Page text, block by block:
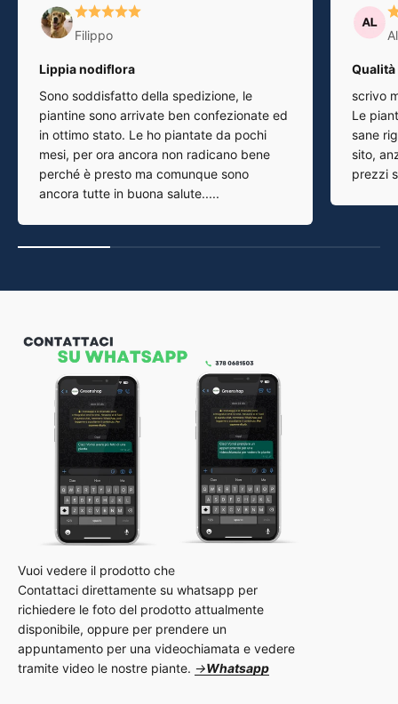
Filippo
Lippia nodiflora
Sono soddisfatto della spedizione, le
piantine sono arrivate ben confezionate ed
in ottimo stato. Le ho piantate da pochi
mesi, per ora ancora non radicano bene
perché è presto ma comunque sono
ancora tutte in buona salute.....
scrivo
Le
sane
sito,
prezzi
Contattaci direttamente su whatsapp per
richiedere le foto del prodotto attualmente
disponibile, oppure per prendere un
appuntamento per una videochiamata e vedere
tramite video le nostre piante. →Whatsapp